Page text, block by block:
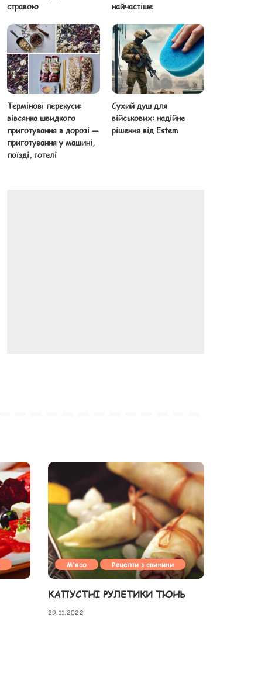
стравою
найчастіше
Термінові перекуси:
вівсянка швидкого
приготування в дорозі —
приготування у машині,
поїзді, готелі
Сухий душ для
військових: надійне
рішення від Estem
М'ясо Рецепти з свинини
КАПУСТНІ РУЛЕТИКИ ТЮНЬ
29.11.2022